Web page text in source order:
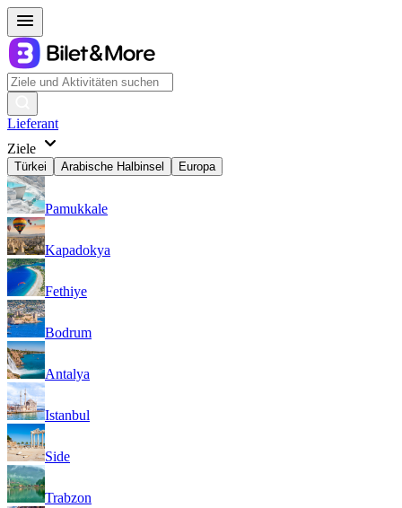
Lieferant
Ziele
Türkei Arabische Halbinsel Europa
Pamukkale
Kapadokya
Fethiye
Bodrum
Antalya
Istanbul
Side
Trabzon